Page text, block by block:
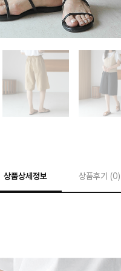
상품상세정보 상품후기 (0)